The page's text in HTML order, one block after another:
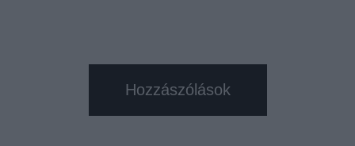
Hozzászólások